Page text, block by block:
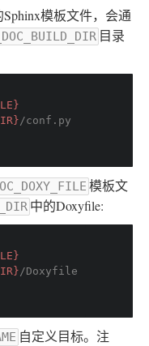
Sphinx模板文件，会通
目录
/conf.py
模板文
中的Doxyfile:
/Doxyfile
自定义目标。注